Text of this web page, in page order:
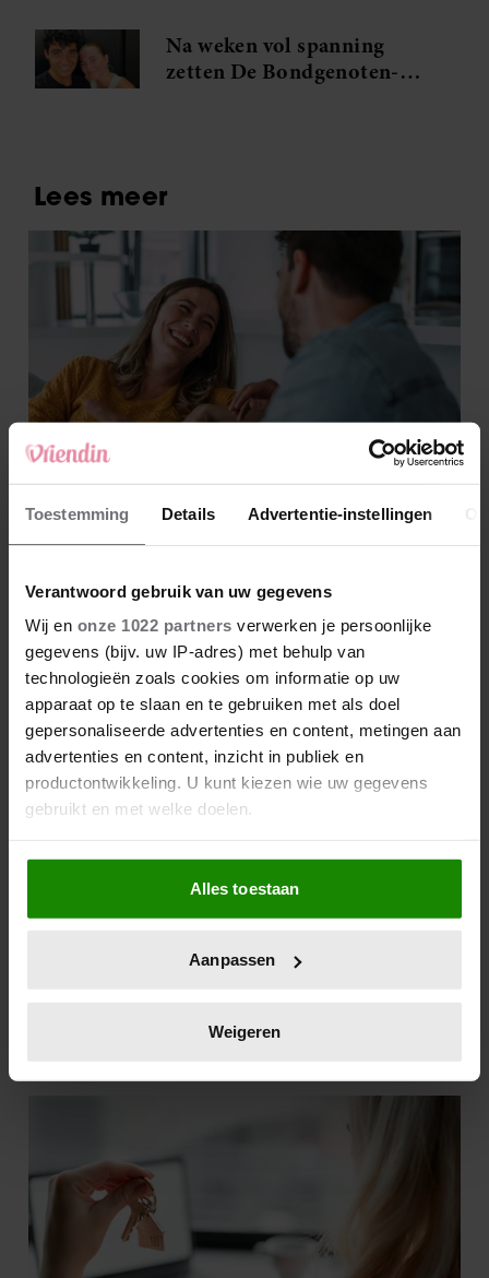
Toestemming Details Advertentie-instellingen
Verantwoord gebruik van uw gegevens
Wij en onze 1022 partners verwerken je persoonlijke
gegevens (bijv. uw IP-adres) met behulp van
technologieën zoals cookies om informatie op uw
apparaat op te slaan en te gebruiken met als doel
gepersonaliseerde advertenties en content, metingen aan
advertenties en content, inzicht in publiek en
productontwikkeling. U kunt kiezen wie uw gegevens
gebruikt en met welke doelen.
Als u het toestaat, willen we ook graag:
Informatie verzamelen over uw geografische
locatie, die tot een paar meter nauwkeurig kan zijn
scannen op specifieke eigenschappen (fingerprinting)
verwerkt en stel uw voorkeuren in het
intrekken in de Cookieverklaring.
en om ons websiteverkeer te analyseren. Ook delen we
informatie over uw gebruik van onze site met onze
partners voor social media, adverteren en analyse. Deze
partners kunnen deze gegevens combineren met andere
Alles toestaan
Aanpassen
Weigeren
Na weken vol spanning
zetten De Bondgenoten-